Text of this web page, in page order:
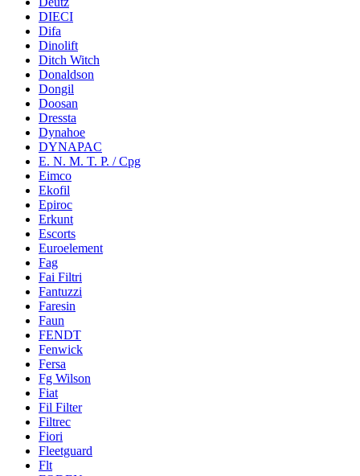
DIECI
Difa
Dinolift
Ditch Witch
Donaldson
Dongil
Doosan
Dressta
Dynahoe
DYNAPAC
E. N. M. T. P. / Cpg
Eimco
Ekofil
Epiroc
Erkunt
Escorts
Euroelement
Fag
Fai Filtri
Fantuzzi
Faresin
Faun
FENDT
Fenwick
Fersa
Fg Wilson
Fiat
Fil Filter
Filtrec
Fiori
Fleetguard
Flt